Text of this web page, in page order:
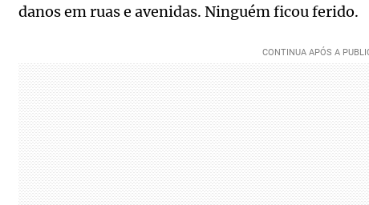
danos em ruas e avenidas. Ninguém ficou ferido.